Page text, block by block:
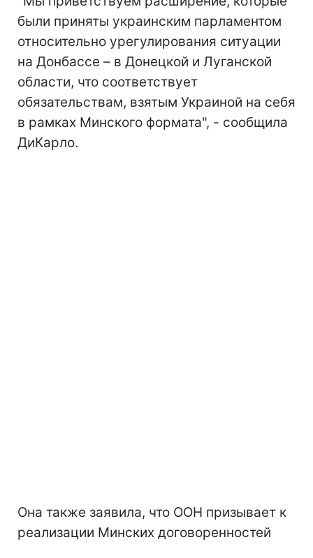
были приняты украинским парламентом
относительно урегулирования ситуации
на Донбассе – в Донецкой и Луганской
области, что соответствует
обязательствам, взятым Украиной на себя
в рамках Минского формата", - сообщила
ДиКарло.
Она также заявила, что ООН призывает к
реализации Минских договоренностей